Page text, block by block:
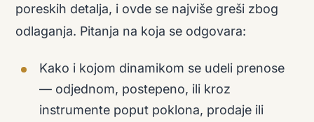
poreskih detalja, i ovde se najviše greši zbog
odlaganja. Pitanja na koja se odgovara:
Kako i kojom dinamikom se udeli prenose
— odjednom, postepeno, ili kroz
instrumente poput poklona, prodaje ili